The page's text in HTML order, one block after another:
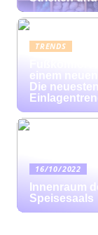
TRENDS
einem neuen
Die neuesten
16/10/2022
Innenraum
Speisesaals